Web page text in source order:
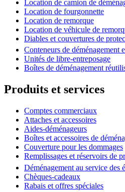
Location de camion de
Location de fourgonnette
Location de remorque
Location de véhicule de
Diables et couvertures de
Conteneurs de déménagement
Unités de libre-entreposage
Boîtes de déménagement
Produits et services
Comptes commerciaux
Attaches et accessoires
Aides-déménageurs
Boîtes et accessoires de
Couverture pour les dommages
Remplissages et réservoirs de
Déménagement au service des
Chèques-cadeaux
Rabais et offres spéciales